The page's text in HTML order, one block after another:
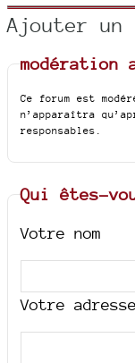
Ajouter un
Ce forum est
n’apparaîtra
responsables.
Qui êtes-
Votre nom
Votre